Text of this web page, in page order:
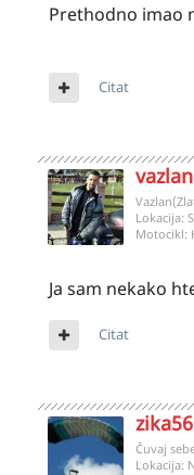
Prethodno imao
Citat
vazlan
Lokacija:
Motocikl:
Ja sam nekako
Citat
zika56
Čuvaj
Lokacija: